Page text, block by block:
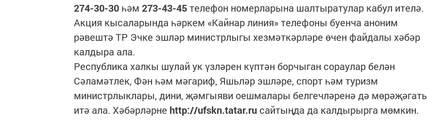
274-30-30 һәм 273-43-45телефон номерларына шалтыратулар кабул ителә.
Акция кысаларында һәркем «Кайнар линия» телефоны буенча аноним
рәвештә ТР Эчке эшләр министрлыгы хезмәткәрләре өчен файдалы хәбәр
калдыра ала.
Республика халкы шулай ук үзләрен күптән борчыган сораулар белән
Сәламәтлек, Фән һәм мәгариф, Яшьләр эшләре, спорт һәм туризм
министрлыклары, дини, җәмгыяви оешмалары белгечләренә дә мөрәҗәгать
итә ала. Хәбәрләрне http://ufskn.tatar.ru сайтыңда да калдырырга мөмкин.